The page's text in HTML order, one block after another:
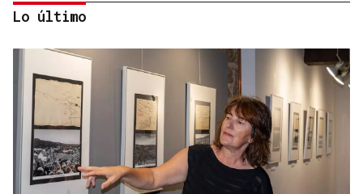
OFERTA DIVERSIFICADA
Lo último